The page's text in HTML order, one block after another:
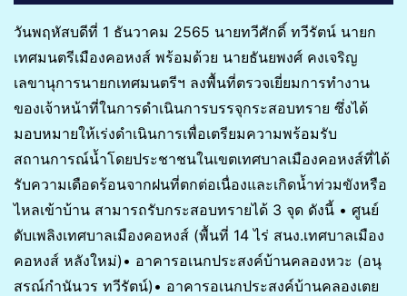
วันพฤหัสบดีที่ 1 ธันวาคม 2565 นายทวีศักดิ์ ทวีรัตน์ นายก
เทศมนตรีเมืองคอหงส์ พร้อมด้วย นายธันยพงศ์ คงเจริญ
เลขานุการนายกเทศมนตรีฯ ลงพื้นที่ตรวจเยี่ยมการทำงาน
ของเจ้าหน้าที่ในการดำเนินการบรรจุกระสอบทราย ซึ่งได้
มอบหมายให้เร่งดำเนินการเพื่อเตรียมความพร้อมรับ
สถานการณ์น้ำโดยประชาชนในเขตเทศบาลเมืองคอหงส์ที่ได้
รับความเดือดร้อนจากฝนที่ตกต่อเนื่องและเกิดน้ำท่วมขังหรือ
ไหลเข้าบ้าน สามารถรับกระสอบทรายได้ 3 จุด ดังนี้ • ศูนย์
ดับเพลิงเทศบาลเมืองคอหงส์ (พื้นที่ 14 ไร่ สนง.เทศบาลเมือง
คอหงส์ หลังใหม่)• อาคารอเนกประสงค์บ้านคลองหวะ (อนุ
สรณ์กำนันวร ทวีรัตน์)• อาคารอเนกประสงค์บ้านคลองเตย